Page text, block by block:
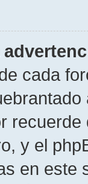
cada
y el
en este